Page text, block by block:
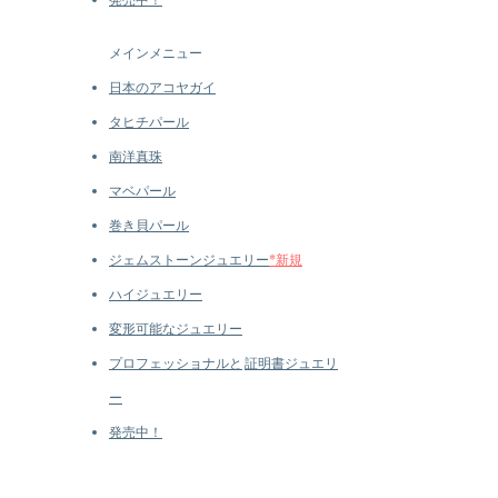
メインメニュー
日本のアコヤガイ
タヒチパール
南洋真珠
マベパール
巻き貝パール
ジェムストーンジュエリー*新規
ハイジュエリー
変形可能なジュエリー
プロフェッショナルと 証明書ジュエリ
ー
発売中！